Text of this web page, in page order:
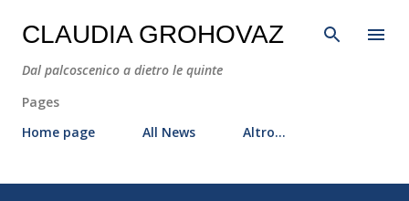
Passa ai contenuti principali
CLAUDIA GROHOVAZ
Dal palcoscenico a dietro le quinte
Pages
Home page
All News Altro…